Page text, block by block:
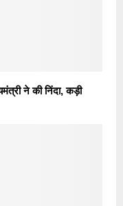
ने की निंदा, कड़ी